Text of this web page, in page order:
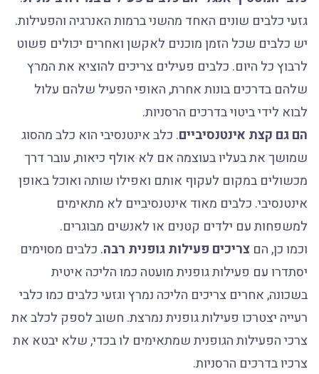
גזעי כלבים שונים האחד מהשני ברמות האנרגיה והפעילות.
יש כלבים שכל הזמן מוכנים לאקשן ואחרים יכולים פשוט
לרבוץ כל היום. כלבים פעילים צריכים להוציא את המרץ
שלהם בדרכים בונות אחרת, האופי הפעיל שלהם עלול
לבוא לידי ביטוי בדרכים הרסניות.
הם גם קצת אינטנסיביים. כלב אינטנסיבי הוא כלב מהסוג
שמושך את בעליו בעוצמה אם לא אולף כיאות, עובר דרך
מכשולים במקום לעקוף אותם ואפילו שותה ואוכל באופן
אינטנסיבי. כלבים מאוד אינטנסיביים לא מתאימים
למשפחות עם ילדים קטנים או לאנשים מבוגרים.
וכמו כן, הם צריכים פעילות גופנית רבה. כלבים מסוימים
יסתדרו עם פעילות גופנית מועטה כמו הליכה איטית
בשכונה, אחרים צריכים הליכה נמרץ וגזעי כלבים כמו כלבי
רעייה יצטרכו פעילות גופנית נמרצת. חשוב לספק לכלב את
צרכי הפעילות הגופנית שמתאימים לו בכדי, שלא יבטא את
צרכיו בדרכים הרסניות.